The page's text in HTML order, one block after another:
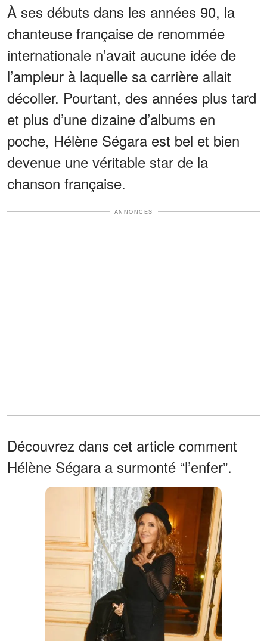
À ses débuts dans les années 90, la
chanteuse française de renommée
internationale n’avait aucune idée de
l’ampleur à laquelle sa carrière allait
décoller. Pourtant, des années plus tard
et plus d’une dizaine d’albums en
poche, Hélène Ségara est bel et bien
devenue une véritable star de la
chanson française.
ANNONCES
Découvrez dans cet article comment
Hélène Ségara a surmonté “l’enfer”.